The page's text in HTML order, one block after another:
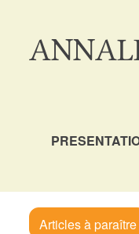
Articles à paraître